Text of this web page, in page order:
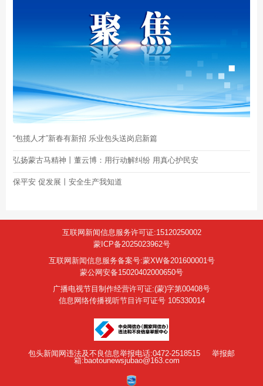
“包揽人才”新春有新招 乐业包头送岗启新篇
弘扬蒙古马精神丨董云博：用行动解纠纷 用真心护民安
保平安 促发展丨安全生产我知道
互联网新闻信息服务许可证:15120250002
蒙ICP备2025023962号
互联网新闻信息服务备案号:蒙XW备201600001号
蒙公网安备15020402000650号
广播电视节目制作经营许可证:(蒙)字第00408号
信息网络传播视听节目许可证号 105330014
包头新闻网违法及不良信息举报电话:0472-2518515
举报邮
箱:baotounewsjubao@163.com